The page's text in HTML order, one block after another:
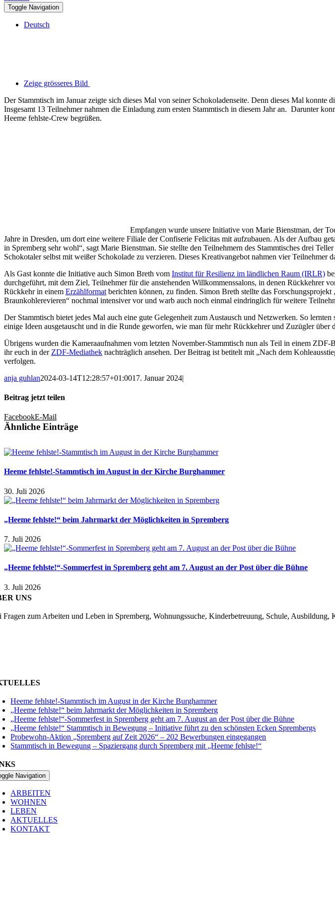
Toggle Navigation
Deutsch
Zeige grösseres Bild
Der Stammtisch im Januar zeigte sich dieses Mal von seiner Schokoladenseite. Denn dieses Mal konnte
Insgesamt 13 Teilnehmer nahmen die Einladung zum ersten Stammtisch in diesem Jahr an. Darunter
Heeme fehlste-Crew begrüßen.
Empfangen wurde unsere Initiative von Marie Bienstman, der
Jahre in Dresden, um dort eine weitere Filiale der Confiserie Felicitas mit aufzubauen. Als der Aufbau
in Spremberg sehr wohl“, sagt Marie Bienstman. Sie stellte den Teilnehmern des Stammtisches drei
Schokotaler selbst mit weißer Schokolade zu verzieren. Dieses Kreativangebot nahmen vier Teilnehmer
Als Gast konnte die Initiative auch Simon Breth vom Institut für Resilienz im ländlichen Raum (IRLR)
durchgeführt, mit dem Ziel, Teilnehmer für die anstehenden Willkommenssalons, in denen Rückkehrer
Rückkehr in einem Erzählformat berichten können, zu finden. Simon Breth stellte das
Braunkohlerevieren“ nochmal intensiver vor und warb auch noch einmal eindringlich für weitere
Der Stammtisch bietet jedes Mal auch eine gute Gelegenheit zum Austausch und Netzwerken. So
einige Ideen ausgetauscht und in die Runde geworfen, wie man für mehr Rückkehrer und Zuzügler
Übrigens wurden die Kameraaufnahmen vom letzten November-Stammtisch nun als Teil in einem
ihr euch in der ZDF-Mediathek nachträglich ansehen. Der Beitrag ist betitelt mit „Nach dem
verfolgen.
anja guhlan2024-03-14T12:28:57+01:0017. Januar 2024|
Beitrag jetzt teilen
FacebookE-Mail
Ähnliche Einträge
Heeme fehlste!-Stammtisch im August in der Kirche Burghammer
30. Juli 2026
„Heeme fehlste!“ beim Jahrmarkt der Möglichkeiten in Spremberg
7. Juli 2026
„Heeme fehlste!“-Sommerfest in Spremberg geht am 7. August an der Post über die Bühne
3. Juli 2026
UNS
Fragen zum Arbeiten und Leben in Spremberg, Wohnungssuche, Kinderbetreuung, Schule,
Heeme fehlste!-Stammtisch im August in der Kirche Burghammer
„Heeme fehlste!“ beim Jahrmarkt der Möglichkeiten in Spremberg
„Heeme fehlste!“-Sommerfest in Spremberg geht am 7. August an der Post über die Bühne
„Heeme fehlste!“ Stammtisch in Bewegung – Initiative führt zu den schönsten Ecken Sprembergs
Probewohn-Aktion „Spremberg auf Zeit 2026“ – 202 Bewerbungen eingegangen
Stammtisch in Bewegung – Spaziergang durch Spremberg mit „Heeme fehlste!“
Navigation
ARBEITEN
WOHNEN
LEBEN
AKTUELLES
KONTAKT